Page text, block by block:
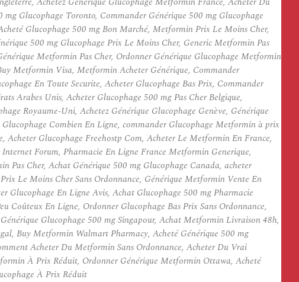
Glucophage Toronto, Commander Générique 500 mg Glucophage
Glucophage 500 mg Bon Marché, Metformin Prix Le Moins Cher,
500 mg Glucophage Prix Le Moins Cher, Generic Metformin Pas
Metformin Pas Cher, Ordonner Générique Glucophage Metformin
Metformin Visa, Metformin Acheter Générique, Commander
En Toute Securite, Acheter Glucophage Bas Prix, Commander
Arabes Unis, Acheter Glucophage 500 mg Pas Cher Belgique,
Royaume-Uni, Achetez Générique Glucophage Genève, Générique
Combien En Ligne, commander Glucophage Metformin à prix
Acheter Glucophage Freehostp Com, Acheter Le Metformin En France,
Forum, Pharmacie En Ligne France Metformin Generique,
Cher, Achat Générique 500 mg Glucophage Canada, acheter
Le Moins Cher Sans Ordonnance, Générique Metformin Vente En
En Ligne Avis, Achat Glucophage 500 mg Pharmacie
Coûteux En Ligne, Ordonner Glucophage Bas Prix Sans Ordonnance,
Glucophage 500 mg Singapour, Achat Metformin Livraison 48h,
Buy Metformin Walmart Pharmacy, Acheté Générique 500 mg
Acheter Du Metformin Sans Ordonnance, Acheter Du Vrai
À Prix Réduit, Ordonner Générique Metformin Ottawa, Acheté
À Prix Réduit